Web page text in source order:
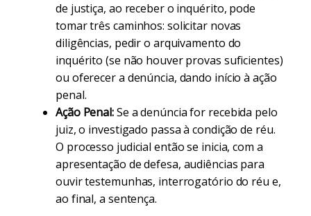
de justiça, ao receber o inquérito, pode
tomar três caminhos: solicitar novas
diligências, pedir o arquivamento do
inquérito (se não houver provas suficientes)
ou oferecer a denúncia, dando início à ação
penal.
Ação Penal:Se a denúncia for recebida pelo
juiz, o investigado passa à condição de réu.
O processo judicial então se inicia, com a
apresentação de defesa, audiências para
ouvir testemunhas, interrogatório do réu e,
ao final, a sentença.